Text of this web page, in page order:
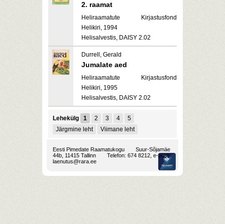
2. raamat
Heliraamatute Kirjastusfond
Helikiri, 1994
Helisalvestis, DAISY 2.02
Durrell, Gerald
Jumalate aed
Heliraamatute Kirjastusfond
Helikiri, 1995
Helisalvestis, DAISY 2.02
Lehekülg 1 2 3 4
5
Järgmine leht
Viimane leht
Eesti Pimedate Raamatukogu
Suur-Sõjamäe
44b, 11415 Tallinn
Telefon: 674 8212, e-post:
laenutus@rara.ee